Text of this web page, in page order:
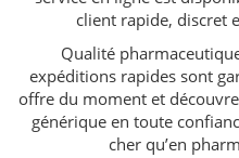
client rapide, discret
Qualité
expéditions rapides sont
offre du moment et
générique en toute
cher qu’en